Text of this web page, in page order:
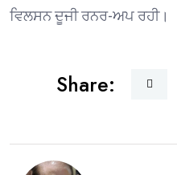
ਵਿਲਸਨ ਦੂਜੀ ਰਨਰ-ਅਪ ਰਹੀ।
Share: